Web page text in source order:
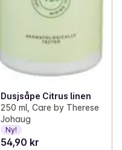
Dusjsåpe Citrus linen
250 ml, Care by Therese
Johaug
Ny!
54,90 kr